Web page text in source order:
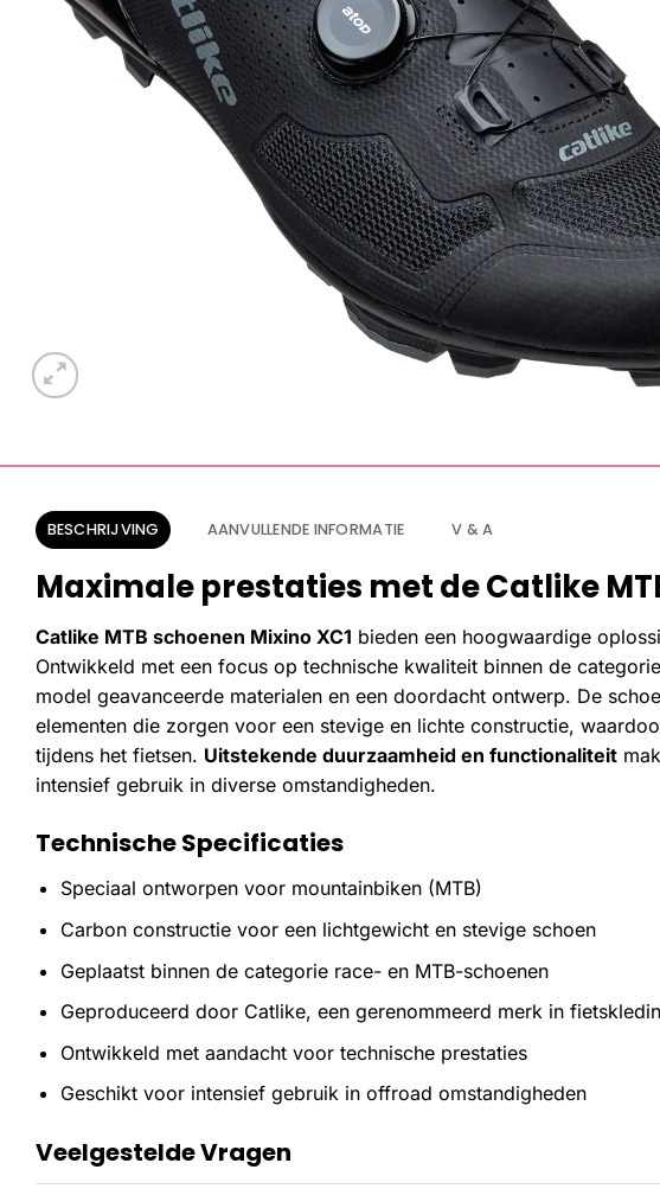
BESCHRIJVING AANVULLENDE INFORMATIE V & A
Maximale prestaties met de Catlike
Catlike MTB schoenen Mixino XC1 bieden een hoogwaardige
Ontwikkeld met een focus op technische kwaliteit binnen de
model geavanceerde materialen en een doordacht ontwerp. De
elementen die zorgen voor een stevige en lichte constructie,
tijdens het fietsen. Uitstekende duurzaamheid en functionaliteit
intensief gebruik in diverse omstandigheden.
Technische Specificaties
Speciaal ontworpen voor mountainbiken (MTB)
Carbon constructie voor een lichtgewicht en stevige schoen
Geplaatst binnen de categorie race- en MTB-schoenen
Geproduceerd door Catlike, een gerenommeerd merk in
Ontwikkeld met aandacht voor technische prestaties
Geschikt voor intensief gebruik in offroad omstandigheden
Veelgestelde Vragen